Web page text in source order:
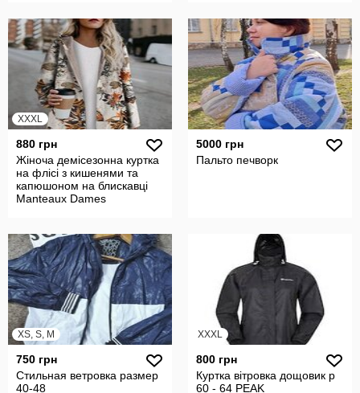
XXXL
880 грн
Жіноча демісезонна куртка
на флісі з кишенями та
капюшоном на блискавці
Manteaux Dames
5000 грн
Пальто печворк
XS, S, M
750 грн
Стильная ветровка размер
40-48
XXXL
800 грн
Куртка вітровка дощовик р
60 - 64 PEAK